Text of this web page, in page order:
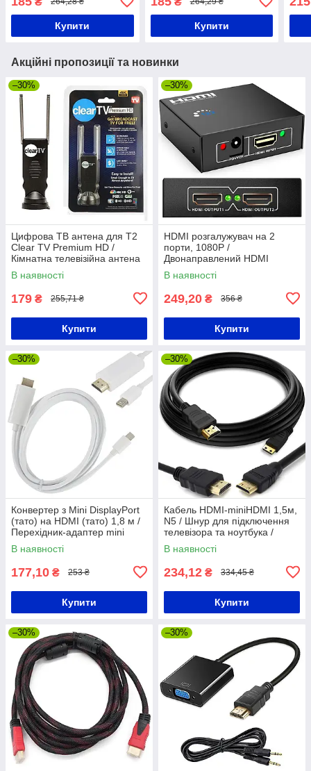
Купити Купити
Акційні пропозиції та новинки
–30%
Цифрова ТВ антена для Т2
Clear TV Premium HD /
Кімнатна телевізійна антена
В наявності
179 ₴ 255,71 ₴
Купити
–30%
HDMI розгалужувач на 2
порти, 1080P /
Двонаправлений HDMI
спліттер / Активний HDMI
комутатор
В наявності
249,20 ₴ 356 ₴
Купити
–30%
Конвертер з Mini DisplayPort
(тато) на HDMI (тато) 1,8 м /
Перехідник-адаптер mini
DisplayPort - HDMI
В наявності
177,10 ₴ 253 ₴
Купити
–30%
Кабель HDMI-miniHDMI 1,5м,
N5 / Шнур для підключення
телевізора та ноутбука /
Відеокабель
В наявності
234,12 ₴ 334,45 ₴
Купити
–30% –30%